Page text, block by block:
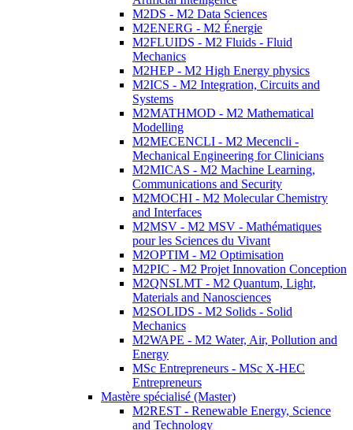
M2DS - M2 Data Sciences
M2ENERG - M2 Énergie
M2FLUIDS - M2 Fluids - Fluid
Mechanics
M2HEP - M2 High Energy physics
M2ICS - M2 Integration, Circuits and
Systems
M2MATHMOD - M2 Mathematical
Modelling
M2MECENCLI - M2 Mecencli -
Mechanical Engineering for Clinicians
M2MICAS - M2 Machine Learning,
Communications and Security
M2MOCHI - M2 Molecular Chemistry
and Interfaces
M2MSV - M2 MSV - Mathématiques
pour les Sciences du Vivant
M2OPTIM - M2 Optimisation
M2PIC - M2 Projet Innovation Conception
M2QNSLMT - M2 Quantum, Light,
Materials and Nanosciences
M2SOLIDS - M2 Solids - Solid
Mechanics
M2WAPE - M2 Water, Air, Pollution and
Energy
MSc Entrepreneurs - MSc X-HEC
Entrepreneurs
Mastère spécialisé (Master)
M2REST - Renewable Energy, Science
and Technology